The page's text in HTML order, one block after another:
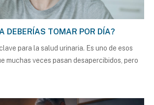
DEBERÍAS TOMAR POR DÍA?
para la salud urinaria. Es uno de esos
muchas veces pasan desapercibidos, pero